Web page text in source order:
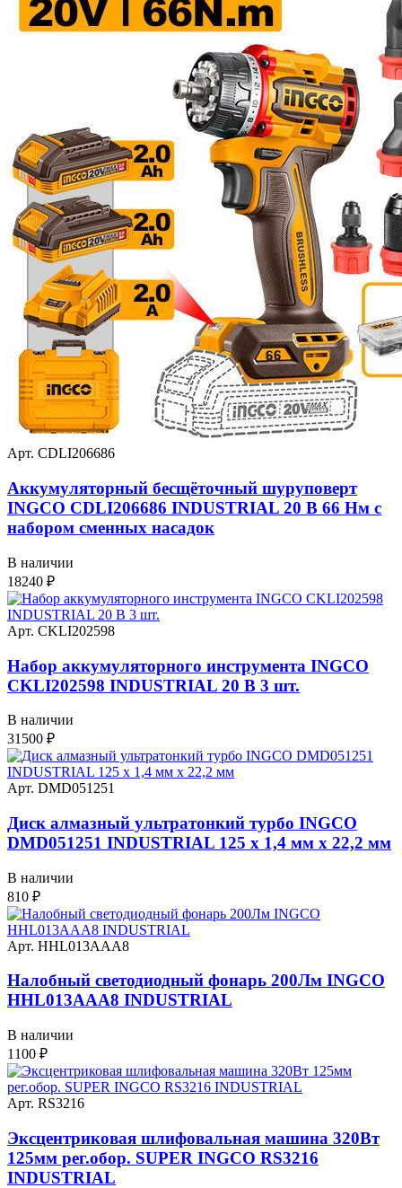
Арт. CDLI206686
Аккумуляторный бесщёточный шуруповерт
INGCO CDLI206686 INDUSTRIAL 20 В 66 Нм с
набором сменных насадок
В наличии
18240 ₽
Арт. CKLI202598
Набор аккумуляторного инструмента INGCO
CKLI202598 INDUSTRIAL 20 В 3 шт.
В наличии
31500 ₽
Арт. DMD051251
Диск алмазный ультратонкий турбо INGCO
DMD051251 INDUSTRIAL 125 х 1,4 мм x 22,2 мм
В наличии
810 ₽
Арт. HHL013AAA8
Налобный светодиодный фонарь 200Лм INGCO
HHL013AAA8 INDUSTRIAL
В наличии
1100 ₽
Арт. RS3216
Эксцентриковая шлифовальная машина 320Вт
125мм рег.обор. SUPER INGCO RS3216
INDUSTRIAL